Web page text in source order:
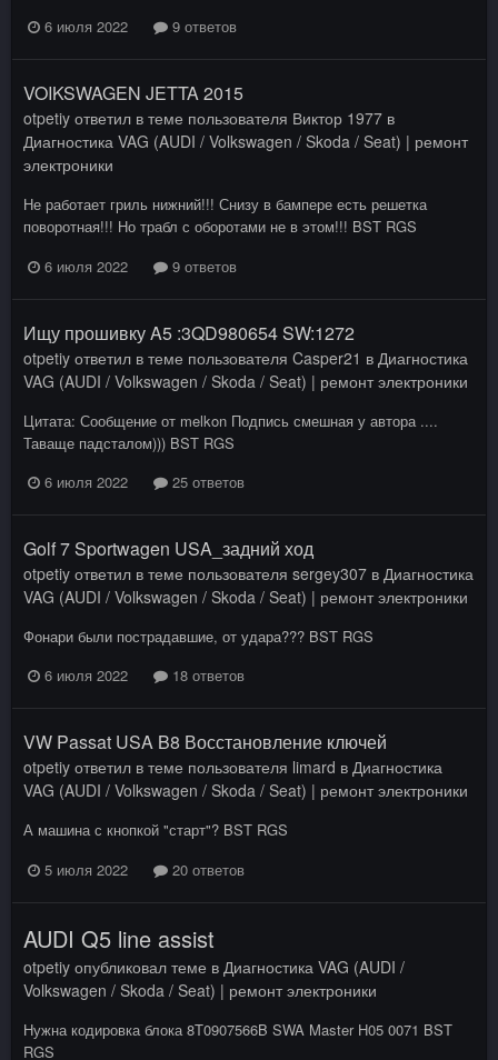
6 июля 2022
9 ответов
VOIKSWAGEN JETTA 2015
otpetiy ответил в теме пользователя Виктор 1977 в
Диагностика VAG (AUDI / Volkswagen / Skoda / Seat) | ремонт
электроники
Не работает гриль нижний!!! Снизу в бампере есть решетка
поворотная!!! Но трабл с оборотами не в этом!!! BST RGS
6 июля 2022
9 ответов
Ищу прошивку A5 :3QD980654 SW:1272
otpetiy ответил в теме пользователя Casper21 в Диагностика
VAG (AUDI / Volkswagen / Skoda / Seat) | ремонт электроники
Цитата: Сообщение от melkon Подпись смешная у автора ....
Таваще падсталом))) BST RGS
6 июля 2022
25 ответов
Golf 7 Sportwagen USA_задний ход
otpetiy ответил в теме пользователя sergey307 в Диагностика
VAG (AUDI / Volkswagen / Skoda / Seat) | ремонт электроники
Фонари были пострадавшие, от удара??? BST RGS
6 июля 2022
18 ответов
VW Passat USA B8 Восстановление ключей
otpetiy ответил в теме пользователя limard в Диагностика
VAG (AUDI / Volkswagen / Skoda / Seat) | ремонт электроники
А машина с кнопкой "старт"? BST RGS
5 июля 2022
20 ответов
AUDI Q5 line assist
otpetiy опубликовал теме в Диагностика VAG (AUDI /
Volkswagen / Skoda / Seat) | ремонт электроники
Нужна кодировка блока 8T0907566B SWA Master H05 0071 BST
RGS